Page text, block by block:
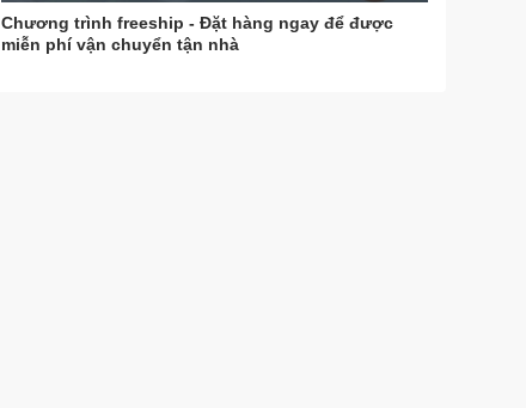
Chương trình freeship - Đặt hàng ngay để được
miễn phí vận chuyển tận nhà